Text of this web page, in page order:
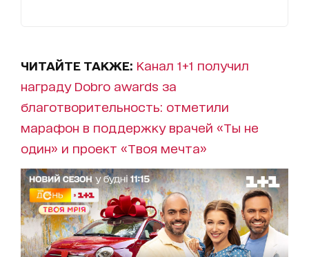
ЧИТАЙТЕ ТАКЖЕ: Канал 1+1 получил
награду Dobro awards за
благотворительность: отметили
марафон в поддержку врачей «Ты не
один» и проект «Твоя мечта»